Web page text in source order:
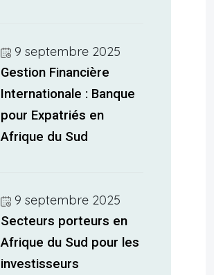
9 septembre 2025
Gestion Financière
Internationale : Banque
pour Expatriés en
Afrique du Sud
9 septembre 2025
Secteurs porteurs en
Afrique du Sud pour les
investisseurs